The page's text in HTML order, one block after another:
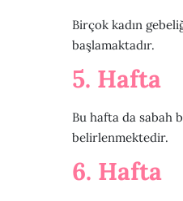
Birçok kadın
başlamaktadır.
5. Hafta
Bu hafta da sabah
belirlenmektedir.
6. Hafta